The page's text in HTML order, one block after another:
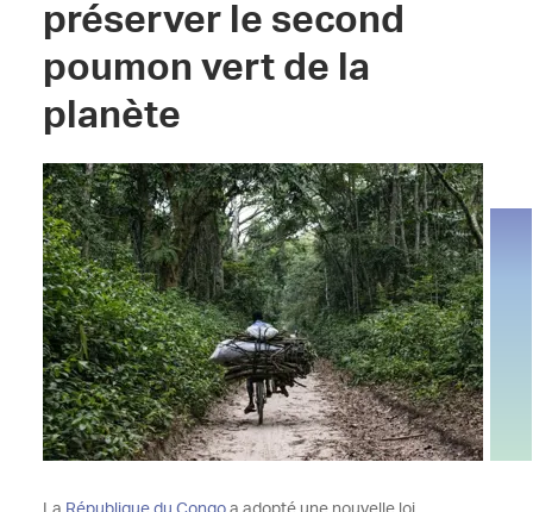
préserver le second
poumon vert de la
planète